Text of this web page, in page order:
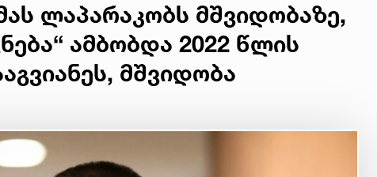
ლაპარაკობს მშვიდობაზე,
ამბობდა 2022 წლის
მშვიდობა